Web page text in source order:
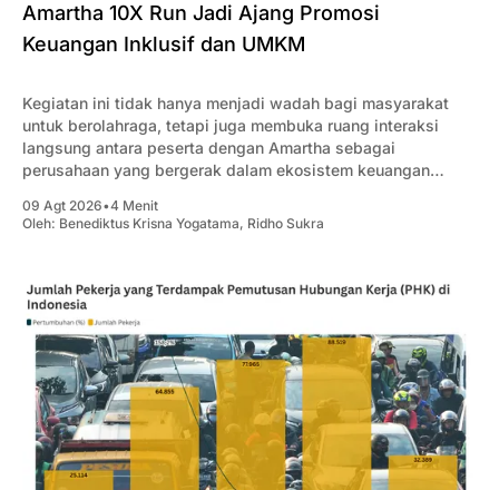
Amartha 10X Run Jadi Ajang Promosi
Keuangan Inklusif dan UMKM
Kegiatan ini tidak hanya menjadi wadah bagi masyarakat
untuk berolahraga, tetapi juga membuka ruang interaksi
langsung antara peserta dengan Amartha sebagai
perusahaan yang bergerak dalam ekosistem keuangan
09 Agt 2026•4 Menit
Oleh: Benediktus Krisna Yogatama, Ridho Sukra